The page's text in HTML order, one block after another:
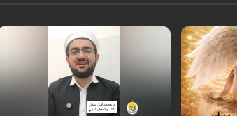
من خطر "الفتنة المذهبية" التي قد يُلجأ إليها
بعد فشل العدو عسكرياً، مؤكدين أن الأمة
الإسلامية في "مركب واحد"، ومطالبين بتجاوز
الخلافات نحو تشكيل "أمة فلسطين"
الجامعة، مع استشراف نظام عالمي جديد
تقوده القيم لا الهيمنة.